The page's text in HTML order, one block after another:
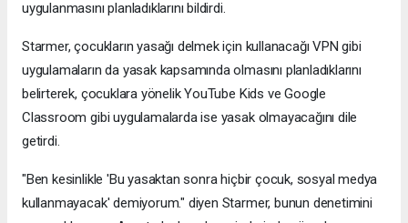
uygulanmasını planladıklarını bildirdi.
Starmer, çocukların yasağı delmek için kullanacağı VPN gibi
uygulamaların da yasak kapsamında olmasını planladıklarını
belirterek, çocuklara yönelik YouTube Kids ve Google
Classroom gibi uygulamalarda ise yasak olmayacağını dile
getirdi.
"Ben kesinlikle 'Bu yasaktan sonra hiçbir çocuk, sosyal medya
kullanmayacak' demiyorum." diyen Starmer, bunun denetimini